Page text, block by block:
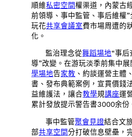
順維私密空間權渠道，內蒙古
前領導、事中監管、事后維權
玩花共享會議室費市場周遭的
化。
監治理念從舞蹈場地“事后
導”改變。在游玩淡季前集中展
學場地告家教 、約談運營主體
書、發布典範案例，宣貫價錢
益維護法，讓合教學規講座運
累計發放提示警告書3000余份
事中監管聚會見證結合文
部共享空間分打破信息壁壘，